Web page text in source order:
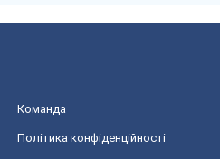
Команда
Політика конфіденційності